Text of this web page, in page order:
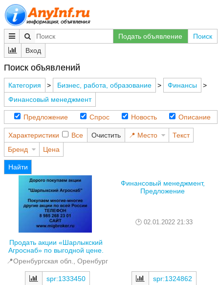
Подать объявление
Поиск
Вход
Поиск объявлений
Категория > Бизнес, работа, образование > Финансы
>
Финансовый менеджмент
Предложение Спрос Новость Описание
Характеристики Все Очистить Место
Текст
Бренд
Цена
Найти
Продать акции «Шарлыкский
Агроснаб» по выгодной цене.
📍Оренбургская обл., Оренбург
spr:1333450
Финансовый менеджмент,
Предложение
02.01.2022 21:33
spr:1324862